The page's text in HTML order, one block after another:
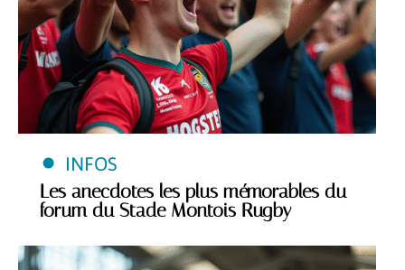
INFOS
Les anecdotes les plus mémorables du
forum du Stade Montois Rugby